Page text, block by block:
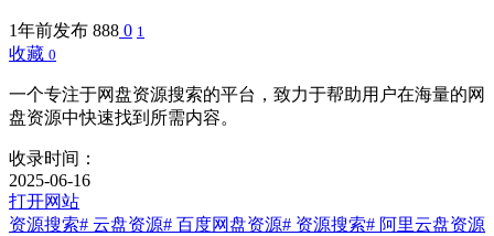
1年前发布 888 0 1
收藏 0
一个专注于网盘资源搜索的平台，致力于帮助用户在海量的网
盘资源中快速找到所需内容。
收录时间：
2025-06-16
打开网站
资源搜索# 云盘资源# 百度网盘资源# 资源搜索# 阿里云盘资源